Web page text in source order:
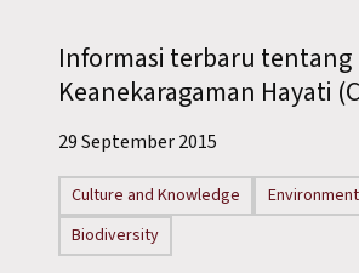
Informasi terbaru tentang
Keanekaragaman Hayati
29 September 2015
Culture and Knowledge
Biodiversity